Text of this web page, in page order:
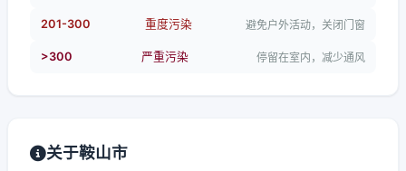
201-300 重度污染 避免户外活动，关闭门窗
>300 严重污染 停留在室内，减少通风
关于鞍山市